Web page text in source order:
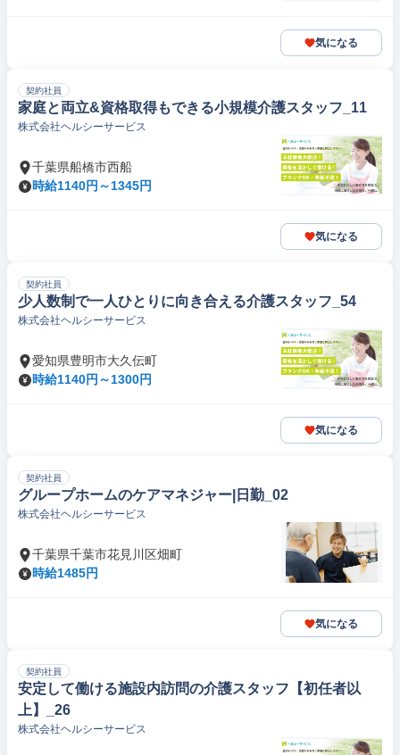
気になる
契約社員
家庭と両立&資格取得もできる小規模介護スタッフ_11
株式会社ヘルシーサービス
千葉県船橋市西船
時給1140円～1345円
気になる
契約社員
少人数制で一人ひとりに向き合える介護スタッフ_54
株式会社ヘルシーサービス
愛知県豊明市大久伝町
時給1140円～1300円
気になる
契約社員
グループホームのケアマネジャー|日勤_02
株式会社ヘルシーサービス
千葉県千葉市花見川区畑町
時給1485円
気になる
契約社員
安定して働ける施設内訪問の介護スタッフ【初任者以
上】_26
株式会社ヘルシーサービス